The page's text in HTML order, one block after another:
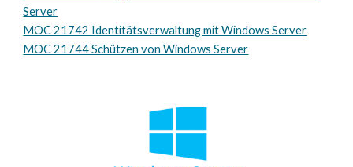
Server
MOC 21742 Identitätsverwaltung mit Windows Server
MOC 21744 Schützen von Windows Server